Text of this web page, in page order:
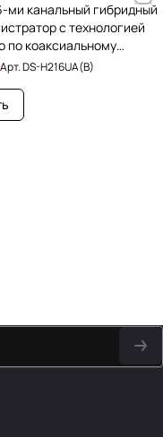
ми канальный гибридный
c технологией
по коаксиальному
кабелю) для аналоговых,
Арт.DS-H216UA(B)